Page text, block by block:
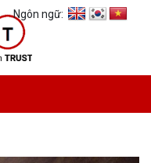
Ngôn ngữ: